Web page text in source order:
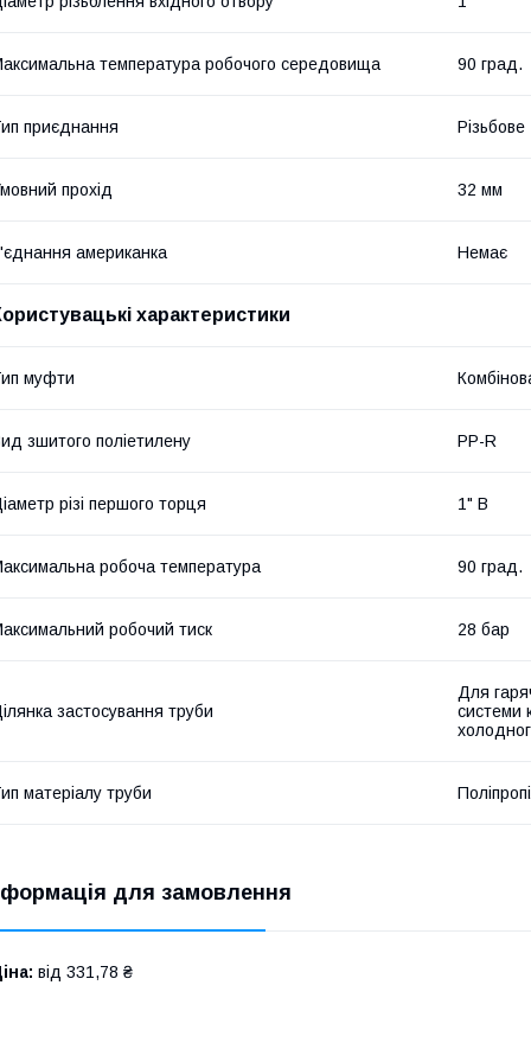
температура робочого середовища 90 град.
приєднання Різьбове
прохід 32 мм
американка Немає
характеристики
муфти
зшитого поліетилену PP-R
різі першого торця 1" В
робоча температура 90 град.
робочий тиск 28 бар
застосування труби
Для
системи
матеріалу труби
для замовлення
від 331,78 ₴